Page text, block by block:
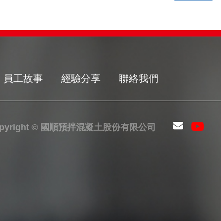
員工故事 經驗分享 聯絡我們
© 國順預拌混凝土股份有限公司